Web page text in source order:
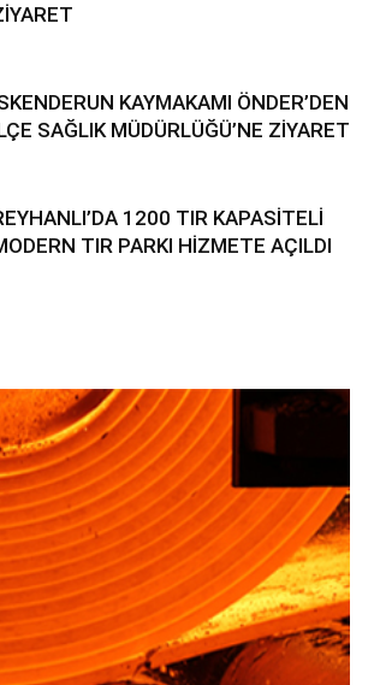
KAYMAKAMI ÖNDER’DEN
SAĞLIK MÜDÜRLÜĞÜ’NE ZİYARET
1200 TIR KAPASİTELİ
TIR PARKI HİZMETE AÇILDI